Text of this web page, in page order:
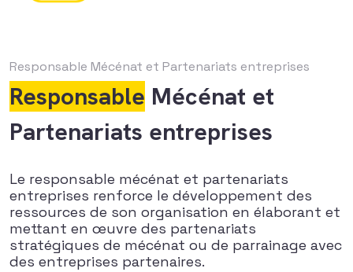
Responsable Mécénat et Partenariats entreprises
Responsable Mécénat et
Partenariats entreprises
Le responsable mécénat et partenariats
entreprises renforce le développement des
ressources de son organisation en élaborant et
mettant en œuvre des partenariats
stratégiques de mécénat ou de parrainage avec
des entreprises partenaires.